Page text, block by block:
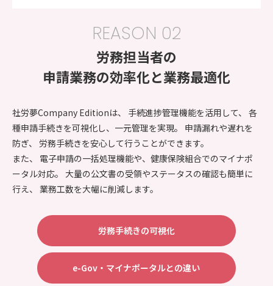
REASON 02
労務担当者の
申請業務の効率化と業務最適化
社労夢Company Editionは、 手続進捗管理機能を活用して、 各
種申請手続きを可視化し、一元管理を実現。 申請漏れや遅れを
防ぎ、 労務手続きを安心して行うことができます。
また、 電子申請の一括処理機能や、健康保険組合でのマイナポ
ータル対応。 大量の公文書の受領やステータスの確認も簡単に
行え、 業務工数を大幅に削減します。
労務手続きの可視化
e-Gov・マイナポータルとの違い